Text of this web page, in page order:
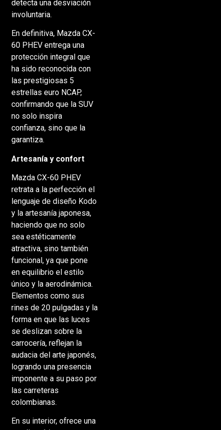
detecta una desviación
involuntaria.
En definitiva, Mazda CX-
60 PHEV entrega una
protección integral que
ha sido reconocida con
las prestigiosas 5
estrellas euro NCAP,
confirmando que la SUV
no solo inspira
confianza, sino que la
garantiza.
Artesanía y confort
Mazda CX-60 PHEV
retrata a la perfección el
lenguaje de diseño Kodo
y la artesanía japonesa,
haciendo que no solo
sea estéticamente
atractiva, sino también
funcional, ya que pone
en equilibrio el estilo
único y la aerodinámica.
Elementos como sus
rines de 20 pulgadas y la
forma en que las luces
se deslizan sobre la
carrocería, reflejan la
audacia del arte japonés,
logrando una presencia
imponente a su paso por
las carreteras
colombianas.
En su interior, ofrece una